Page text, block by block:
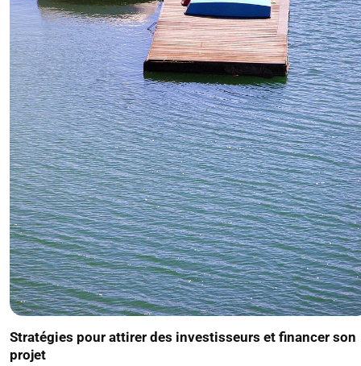
Stratégies pour attirer des investisseurs et financer son
projet